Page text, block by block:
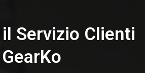
Servizio Clienti
GearKo